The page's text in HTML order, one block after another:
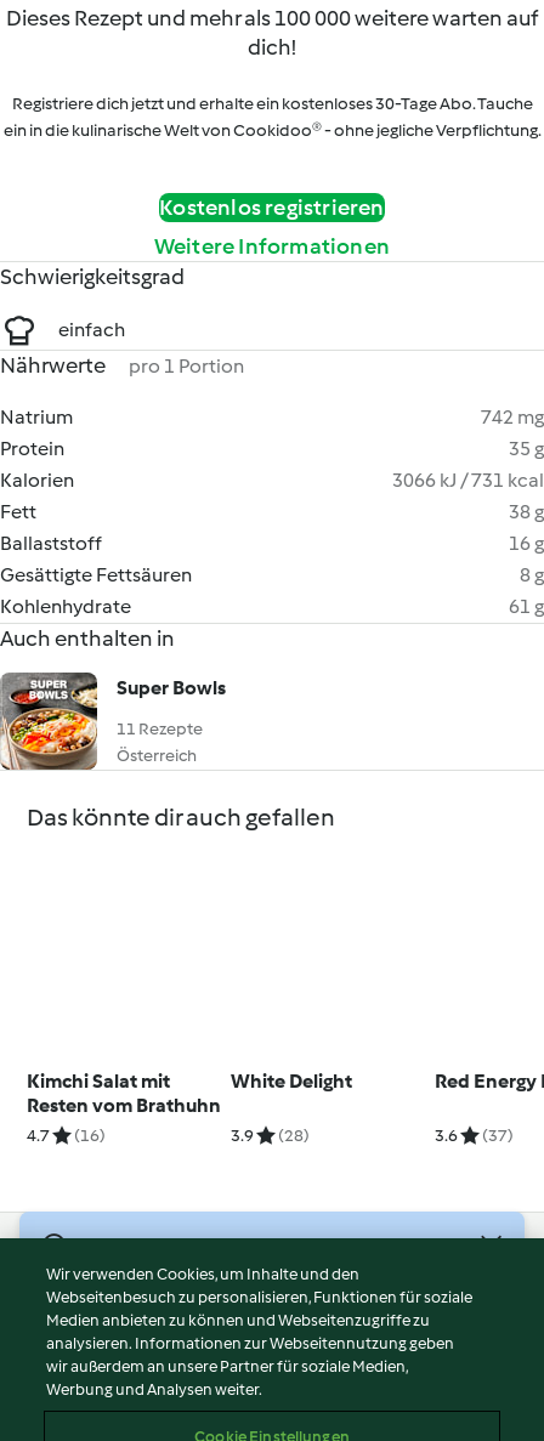
Dieses Rezept und mehr als 100 000 weitere warten auf
dich!
Registriere dich jetzt und erhalte ein kostenloses 30-Tage Abo. Tauche
ein in die kulinarische Welt von Cookidoo® - ohne jegliche Verpflichtung.
Kostenlos registrieren
Weitere Informationen
Schwierigkeitsgrad
einfach
Nährwerte pro 1 Portion
Natrium
742 mg
Protein
35 g
Kalorien
3066 kJ / 731 kcal
Fett
38 g
Ballaststoff
16 g
Gesättigte Fettsäuren
8 g
Kohlenhydrate
61 g
Auch enthalten in
Super Bowls
11 Rezepte
Österreich
Das könnte dir auch gefallen
Kimchi Salat mit
Resten vom Brathuhn
4.7 (16)
White Delight
3.9 (28)
Red Energy
3.6 (37)
Nutzungsbedingungen
Datenschutzrichtlinien
Disclaimer
Impressum
Wir verwenden Cookies, um Inhalte und den
Webseitenbesuch zu personalisieren, Funktionen für soziale
Medien anbieten zu können und Webseitenzugriffe zu
analysieren. Informationen zur Webseitennutzung geben
wir außerdem an unsere Partner für soziale Medien,
Werbung und Analysen weiter.
Cookie Einstellungen